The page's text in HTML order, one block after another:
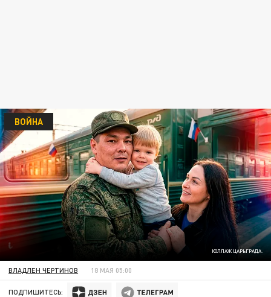
КОЛЛАЖ ЦАРЬГРАДА.
ВОЙНА
ВЛАДЛЕН ЧЕРТИНОВ 18 МАЯ 05:00
ПОДПИШИТЕСЬ: